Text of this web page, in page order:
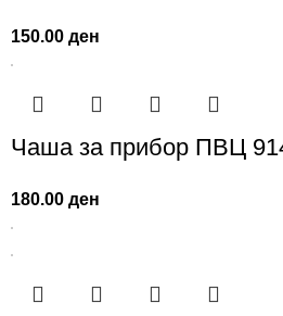
150.00ден
Чаша за прибор ПВЦ
180.00ден